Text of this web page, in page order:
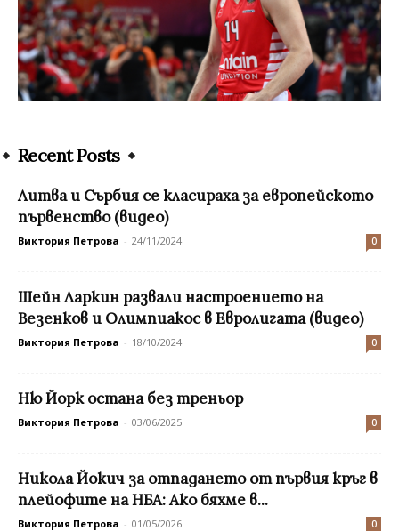
Recent Posts
Литва и Сърбия се класираха за европейското
първенство (видео)
Виктория Петрова - 24/11/2024 0
Шейн Ларкин развали настроението на
Везенков и Олимпиакос в Евролигата (видео)
Виктория Петрова - 18/10/2024 0
Ню Йорк остана без треньор
Виктория Петрова - 03/06/2025 0
Никола Йокич за отпадането от първия кръг в
плейофите на НБА: Ако бяхме в...
Виктория Петрова - 01/05/2026 0